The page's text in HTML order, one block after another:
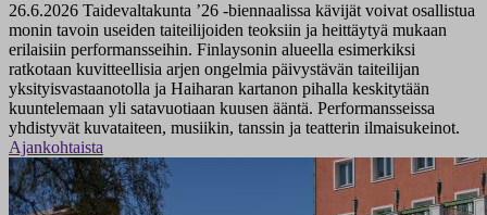
26.6.2026 Taidevaltakunta ’26 -biennaalissa kävijät voivat osallistua
monin tavoin useiden taiteilijoiden teoksiin ja heittäytyä mukaan
erilaisiin performansseihin. Finlaysonin alueella esimerkiksi
ratkotaan kuvitteellisia arjen ongelmia päivystävän taiteilijan
yksityisvastaanotolla ja Haiharan kartanon pihalla keskitytään
kuuntelemaan yli satavuotiaan kuusen ääntä. Performansseissa
yhdistyvät kuvataiteen, musiikin, tanssin ja teatterin ilmaisukeinot.
Ajankohtaista